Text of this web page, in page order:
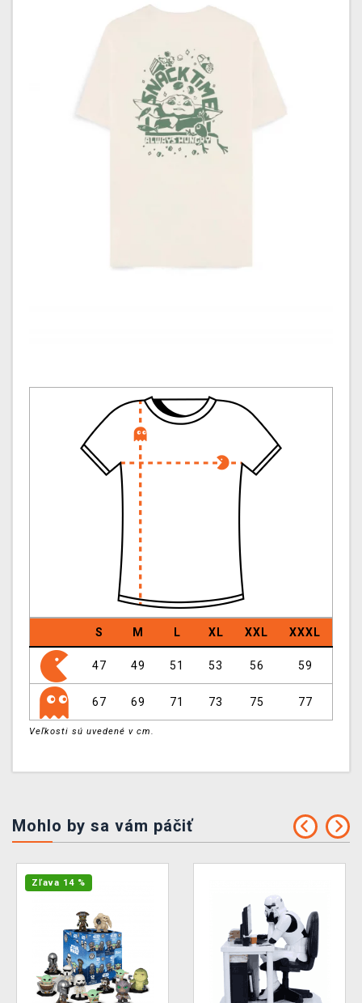
S M L XL XXL XXXL
47 49 51 53 56 59
67 69 71 73 75 77
Veľkosti sú uvedené v cm.
Mohlo by sa vám páčiť
Zľava 14 %